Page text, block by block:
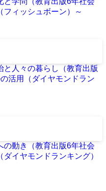
ィッシュボーン）～
と人々の暮らし（教育出版
活用（ダイヤモンドラン
の動き（教育出版6年社会
イヤモンドランキング）